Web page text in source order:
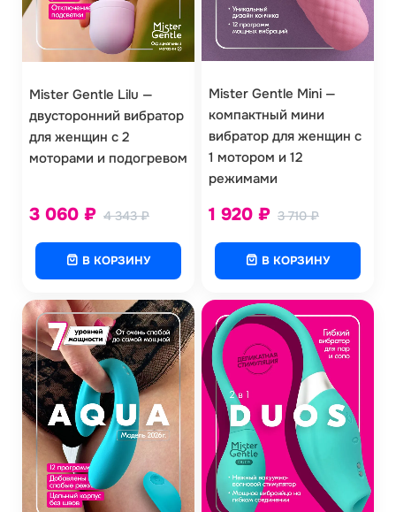
Mister Gentle Lilu —
двусторонний вибратор
для женщин с 2
моторами и подогревом
4 343₽
3 060 ₽
В КОРЗИНУ
Mister Gentle Mini —
компактный мини
вибратор для женщин с
1 мотором и 12
режимами
3 710₽
1 920 ₽
В КОРЗИНУ